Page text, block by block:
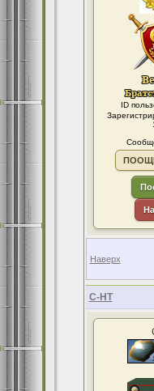
ID
Наверх
С-НТ